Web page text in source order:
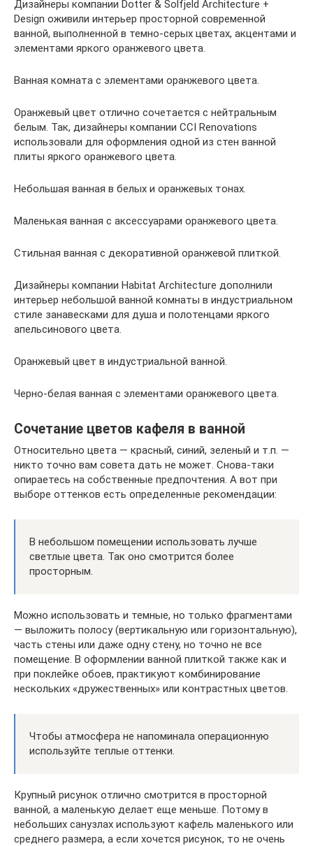
Дизайнеры компании Dotter & Solfjeld Architecture +
Design оживили интерьер просторной современной
ванной, выполненной в темно-серых цветах, акцентами и
элементами яркого оранжевого цвета.
Ванная комната с элементами оранжевого цвета.
Оранжевый цвет отлично сочетается с нейтральным
белым. Так, дизайнеры компании CCI Renovations
использовали для оформления одной из стен ванной
плиты яркого оранжевого цвета.
Небольшая ванная в белых и оранжевых тонах.
Маленькая ванная с аксессуарами оранжевого цвета.
Стильная ванная с декоративной оранжевой плиткой.
Дизайнеры компании Habitat Architecture дополнили
интерьер небольшой ванной комнаты в индустриальном
стиле занавесками для душа и полотенцами яркого
апельсинового цвета.
Оранжевый цвет в индустриальной ванной.
Черно-белая ванная с элементами оранжевого цвета.
Сочетание цветов кафеля в ванной
Относительно цвета — красный, синий, зеленый и т.п. —
никто точно вам совета дать не может. Снова-таки
опираетесь на собственные предпочтения. А вот при
выборе оттенков есть определенные рекомендации:
В небольшом помещении использовать лучше
светлые цвета. Так оно смотрится более
просторным.
Можно использовать и темные, но только фрагментами
— выложить полосу (вертикальную или горизонтальную),
часть стены или даже одну стену, но точно не все
помещение. В оформлении ванной плиткой также как и
при поклейке обоев, практикуют комбинирование
нескольких «дружественных» или контрастных цветов.
Чтобы атмосфера не напоминала операционную
используйте теплые оттенки.
Крупный рисунок отлично смотрится в просторной
ванной, а маленькую делает еще меньше. Потому в
небольших санузлах используют кафель маленького или
среднего размера, а если хочется рисунок, то не очень